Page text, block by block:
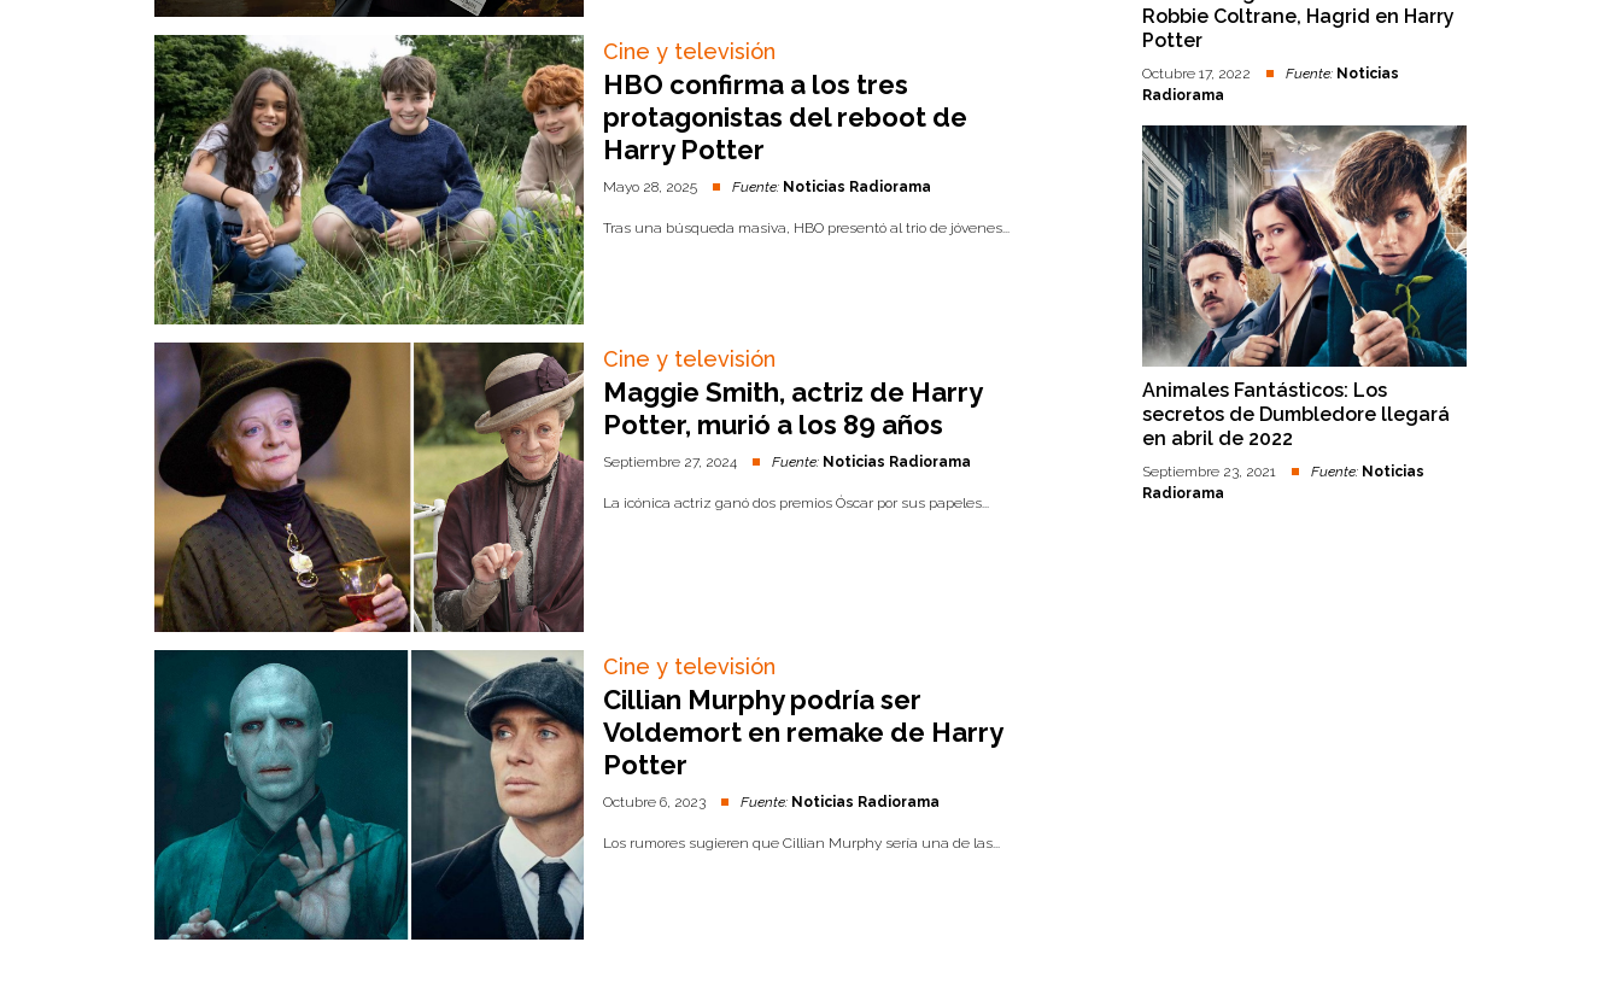
Cine y televisión
HBO confirma a los tres
protagonistas del reboot de
Harry Potter
Mayo 28, 2025 Fuente: Noticias Radiorama
Tras una búsqueda masiva, HBO presentó al trio de jóvenes...
Cine y televisión
Maggie Smith, actriz de Harry
Potter, murió a los 89 años
Septiembre 27, 2024 Fuente: Noticias Radiorama
La icónica actriz ganó dos premios Óscar por sus papeles...
Cine y televisión
Cillian Murphy podría ser
Voldemort en remake de Harry
Potter
Octubre 6, 2023 Fuente: Noticias Radiorama
Los rumores sugieren que Cillian Murphy sería una de las...
Robbie Coltrane, Hagrid en Harry
Potter
Octubre 17, 2022 Fuente: Noticias
Radiorama
Animales Fantásticos: Los
secretos de Dumbledore llegará
en abril de 2022
Septiembre 23, 2021 Fuente: Noticias
Radiorama